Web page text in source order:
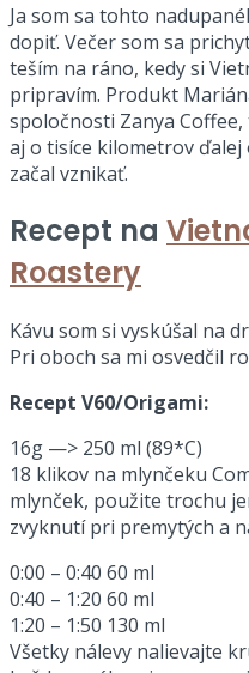
Ja som sa tohto
dopiť. Večer som sa
teším na ráno, kedy si
pripravím. Produkt
spoločnosti Zanya
aj o tisíce kilometrov ďalej
začal vznikať.
Recept na
Roastery
Kávu som si vyskúšal na
Pri oboch sa mi osvedčil
Recept V60/Origami:
16g —> 250 ml (89*C)
18 klikov na mlynčeku
mlynček, použite trochu
zvyknutí pri premytých a
0:00 – 0:40 60 ml
0:40 – 1:20 60 ml
1:20 – 1:50 130 ml
Všetky nálevy nalievajte